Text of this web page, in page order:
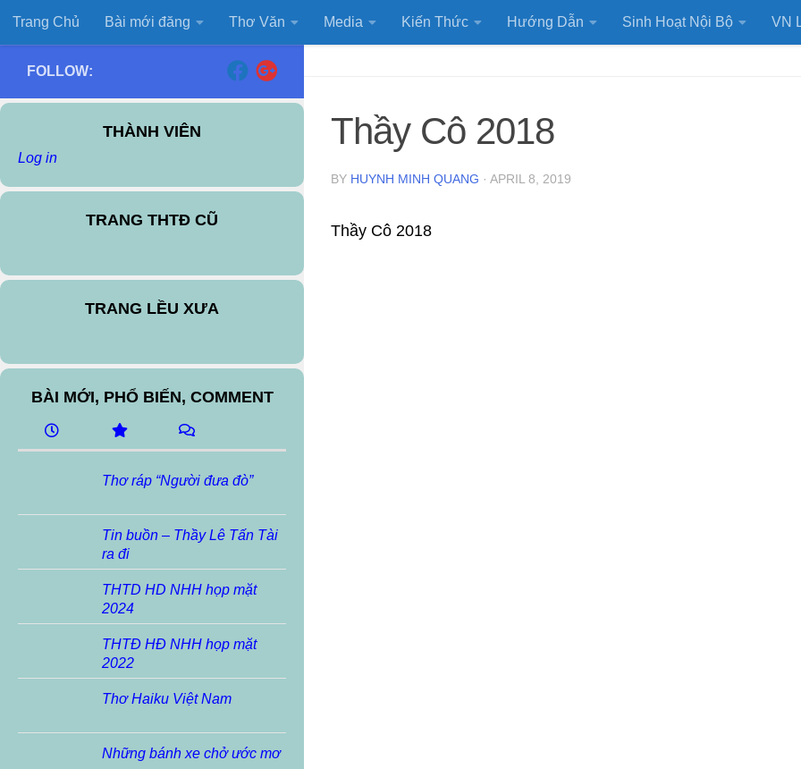
Skip to content
Trang Chủ Bài mới đăng Thơ Văn Media Kiến Thức Hướng Dẫn Sinh Hoạt Nội Bộ VN
Thầy Cô 2018
BY HUYNH MINH QUANG · APRIL 8, 2019
Thầy Cô 2018
FOLLOW:
THÀNH VIÊN
Log in
TRANG THTĐ CŨ
TRANG LỀU XƯA
BÀI MỚI, PHỔ BIẾN, COMMENT
Thơ ráp “Người đưa đò”
Tin buồn – Thầy Lê Tấn Tài
ra đi
THTD HD NHH họp mặt
2024
THTĐ HĐ NHH họp mặt
2022
Thơ Haiku Việt Nam
Những bánh xe chở ước mơ